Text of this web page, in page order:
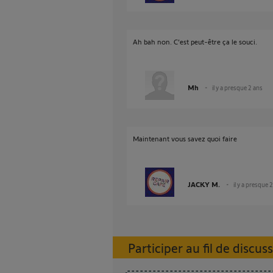
Ah bah non. C’est peut-être ça le souci.
Mh il y a presque 2 ans
Maintenant vous savez quoi faire
JACKY M. il y a presque
Participer au fil de